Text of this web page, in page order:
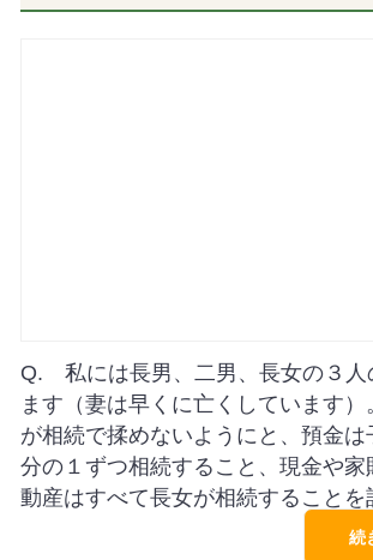
Q. 私には長男、二男、長女の３人
ます（妻は早くに亡くしています）
が相続で揉めないようにと、預金は
分の１ずつ相続すること、現金や家
動産はすべて長女が相続すること
続